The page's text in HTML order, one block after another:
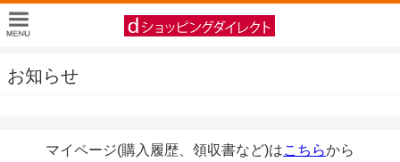
お知らせ
マイページ(購入履歴、領収書など)はこちらから